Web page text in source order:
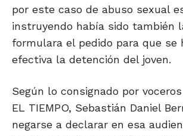
por este caso de abuso sexual
instruyendo había sido también
formulara el pedido para que se
efectiva la detención del joven.
Según lo consignado por
EL TIEMPO, Sebastián Daniel
negarse a declarar en esa